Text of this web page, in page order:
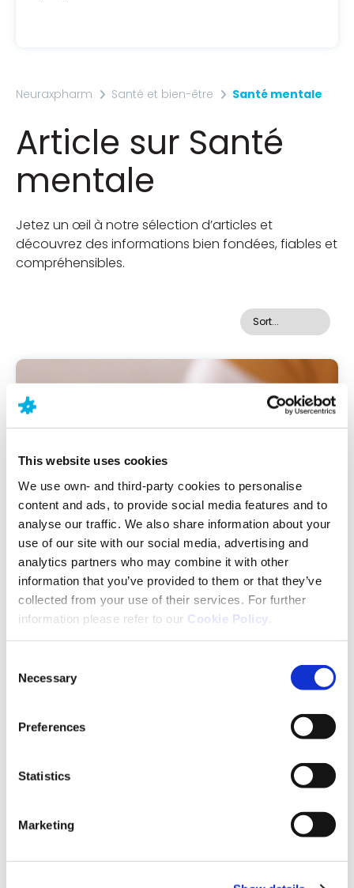
This website uses cookies
We use own- and third-party cookies to personalise
content and ads, to provide social media features and to
analyse our traffic. We also share information about your
use of our site with our social media, advertising and
analytics partners who may combine it with other
information that you’ve provided to them or that they’ve
collected from your use of their services. For further
information please refer to our Cookie Policy
Selection
Necessary
Preferences
Statistics
Marketing
Neuraxpharm Santé et bien-être Santé mentale
Article sur Santé
mentale
Jetez un œil à notre sélection d’articles et
découvrez des informations bien fondées, fiables et
compréhensibles.